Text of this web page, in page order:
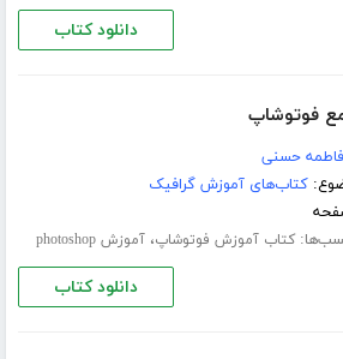
دانلود کتاب
فوتوشاپ
فاطمه حسنی
کتاب‌های آموزش گرافیک
کتاب آموزش فوتوشاپ،آموزش photoshop
دانلود کتاب